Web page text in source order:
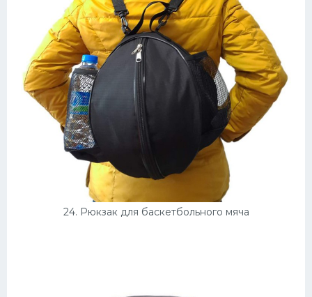
24. Рюкзак для баскетбольного мяча